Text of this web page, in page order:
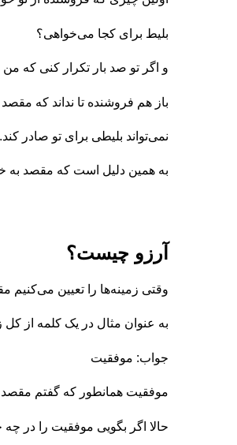
بلیط برای کجا می‌خواهی؟
و اگر تو صد بار تکرار کنی که
باز هم فروشنده تا نداند که
نمی‌تواند بلیطی برای تو صادر کند.
به همین دلیل است که مقصد به
آرزو چیست؟
وقتی زمینه‌ها را تعیین می‌کنیم
به عنوان مثال در یک کلمه از
جواب: موفقیت
موفقیت همانطور که گفتم
حالا اگر بگویی موفقیت را در